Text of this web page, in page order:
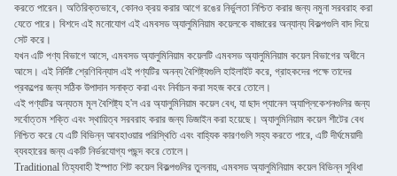
করতে পারেন। অতিরিক্তভাবে, কোনও ক্রয় করার আগে রঙের নির্ভুলতা নিশ্চিত করার জন্য নমুনা সরবরাহ করা
যেতে পারে। বিশদে এই মনোযোগ এই এমবসড অ্যালুমিনিয়াম কয়েলকে বাজারের অন্যান্য বিকল্পগুলি বাদ দিয়ে
সেট করে।
যখন এটি পণ্য বিভাগে আসে, এমবসড অ্যালুমিনিয়াম কয়েলটি এমবসড অ্যালুমিনিয়াম কয়েল বিভাগের অধীনে
আসে। এই নির্দিষ্ট শ্রেণিবিন্যাস এই পণ্যটির অনন্য বৈশিষ্ট্যগুলি হাইলাইট করে, গ্রাহকদের পক্ষে তাদের
প্রকল্পের জন্য সঠিক উপাদান সনাক্ত করা এবং নির্বাচন করা সহজ করে তোলে।
এই পণ্যটির অন্যতম মূল বৈশিষ্ট্য হ'ল এর অ্যালুমিনিয়াম কয়েল বেধ, যা ছাদ প্যানেল অ্যাপ্লিকেশনগুলির জন্য
সর্বোত্তম শক্তি এবং স্থায়িত্ব সরবরাহ করার জন্য ডিজাইন করা হয়েছে। অ্যালুমিনিয়াম কয়েল শীটের বেধ
নিশ্চিত করে যে এটি বিভিন্ন আবহাওয়ার পরিস্থিতি এবং বাহ্যিক কারণগুলি সহ্য করতে পারে, এটি দীর্ঘমেয়াদী
ব্যবহারের জন্য একটি নির্ভরযোগ্য পছন্দ করে তোলে।
Traditional তিহ্যবাহী ইস্পাত শিট কয়েল বিকল্পগুলির তুলনায়, এমবসড অ্যালুমিনিয়াম কয়েল বিভিন্ন সুবিধা